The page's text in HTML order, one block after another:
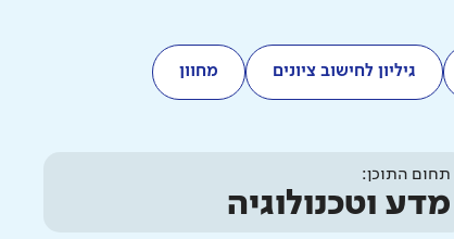
גיליון לחישוב ציונים מחוון
תחום התוכן:
מדע וטכנולוגיה